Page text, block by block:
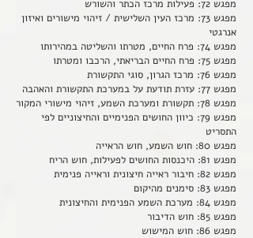
מפגש 72: פעילות מרכז הכתר והשורש
מפגש 73: מרכז העין השלישית / זיהוי מישורים ואיזון
אנרגטי
מפגש 74: פרח החיים, מטרתו והשליטה במהירותו
מפגש 75: פרח החיים הבריאתי, הרכבו ומטרתו
מפגש 76: מרכז הגרון, סוגי התקשורת
מפגש 77: עזרת תודעת על במערכת התקשורת והאהבה
מפגש 78: תקשורת ומערכת השמע, זיהוי מישורי המקור
מפגש 79: כיוון החושים הפנימיים והחיצוניים לפי
התסריט
מפגש 80: חוש השמע, חוש הראייה
מפגש 81: היכנסות החושים לפעילות, חוש הריח
מפגש 82: חיבור ראייה חיצונית וראייה פנימית
מפגש 83: סימנים מהיקום
מפגש 84: מערכת השמע הפנימית והחיצונית
מפגש 85: חוש הדיבור
מפגש 86: חוש המישוש